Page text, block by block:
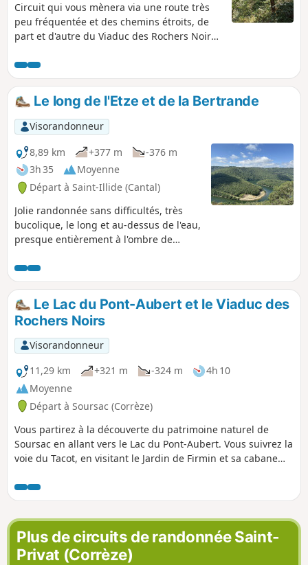
Circuit qui vous mènera via une route très
peu fréquentée et des chemins étroits, de
part et d'autre du Viaduc des Rochers Noirs,
qui franchit la Luzège. Jolies vues sur le
viaduc et la Vallée de la Luzège.
Le long de l'Etze et de la Bertrande
Visorandonneur
8,89 km
+377 m
-376 m
3h 35
Moyenne
Départ à Saint-Illide (Cantal)
Jolie randonnée sans difficultés, très
bucolique, le long et au-dessus de l'eau,
presque entièrement à l'ombre de
Possibilité de baignade. À proximité de
Saint-Illide, Arnac, Pleaux.
Le Lac du Pont-Aubert et le Viaduc des
Rochers Noirs
Visorandonneur
11,29 km
+321 m -324 m
4h 10
Moyenne
Départ à Soursac (Corrèze)
Vous partirez à la découverte du patrimoine naturel de
Soursac en allant vers le Lac du Pont-Aubert. Vous suivrez la
voie du Tacot, en visitant le Jardin de Firmin et sa cabane
Vous rejoindrez le Viaduc des Rochers Noirs et la passerelle
himalayenne.
Plus de circuits de randonnée Saint-
Privat (Corrèze)